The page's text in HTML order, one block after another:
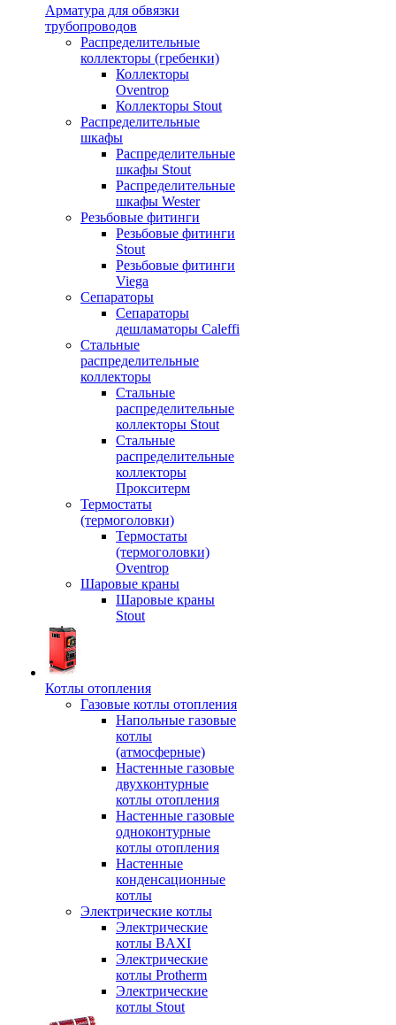
Арматура для обвязки
трубопроводов
Распределительные
коллекторы (гребенки)
Коллекторы
Oventrop
Коллекторы Stout
Распределительные
шкафы
Распределительные
шкафы Stout
Распределительные
шкафы Wester
Резьбовые фитинги
Резьбовые фитинги
Stout
Резьбовые фитинги
Viega
Сепараторы
Сепараторы
дешламаторы Caleffi
Стальные
распределительные
коллекторы
Стальные
распределительные
коллекторы Stout
Стальные
распределительные
коллекторы
Прокситерм
Термостаты
(термоголовки)
Термостаты
(термоголовки)
Oventrop
Шаровые краны
Шаровые краны
Stout
Котлы отопления
Газовые котлы отопления
Напольные газовые
котлы
(атмосферные)
Настенные газовые
двухконтурные
котлы отопления
Настенные газовые
одноконтурные
котлы отопления
Настенные
конденсационные
котлы
Электрические котлы
Электрические
котлы BAXI
Электрические
котлы Protherm
Электрические
котлы Stout